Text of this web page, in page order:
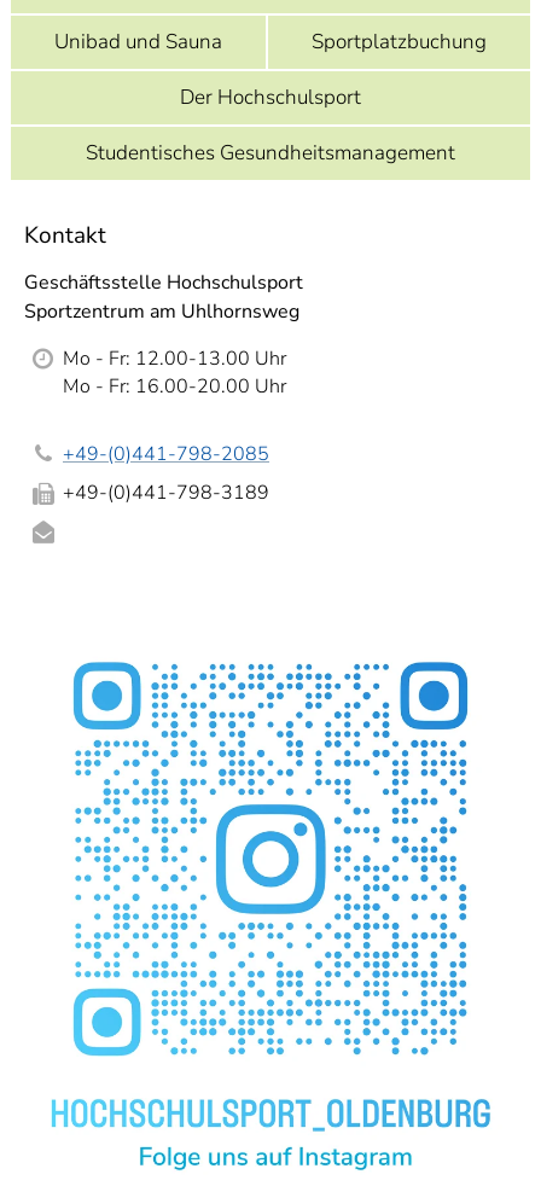
]
Informationen zur
Barrierefreiheit
Unibad und Sauna
Sportplatzbuchung
Der Hochschulsport
Studentisches Gesundheitsmanagement
Kontakt
Geschäftsstelle Hochschulsport
Sportzentrum am Uhlhornsweg
Mo - Fr: 12.00-13.00 Uhr
Mo - Fr: 16.00-20.00 Uhr
+49-(0)441-798-2085
+49-(0)441-798-3189